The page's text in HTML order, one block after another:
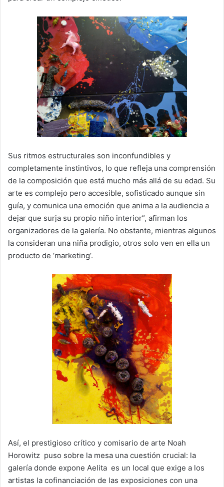
Sus ritmos estructurales son inconfundibles y
completamente instintivos, lo que refleja una comprensión
de la composición que está mucho más allá de su edad. Su
arte es complejo pero accesible, sofisticado aunque sin
guía, y comunica una emoción que anima a la audiencia a
dejar que surja su propio niño interior”, afirman los
organizadores de la galería. No obstante, mientras algunos
la consideran una niña prodigio, otros solo ven en ella un
producto de ‘marketing’.
Así, el prestigioso crítico y comisario de arte Noah
Horowitz puso sobre la mesa una cuestión crucial: la
galería donde expone Aelita es un local que exige a los
artistas la cofinanciación de las exposiciones con una